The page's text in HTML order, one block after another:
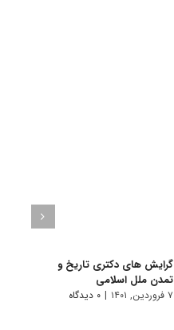
گرایش های دکتری ﺗﺎرﻳﺦ و
ﺗﻤﺪن ﻣﻠﻞ اﺳﻼمی
۷ فروردین, ۱۴۰۱ | ۰ دیدگاه